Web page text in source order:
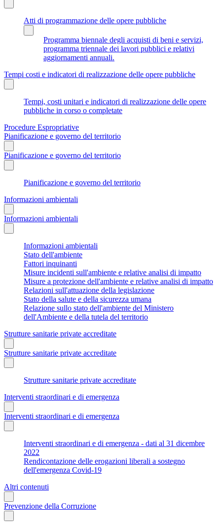
Atti di programmazione delle opere pubbliche
Programma biennale degli acquisti di beni e servizi,
programma triennale dei lavori pubblici e relativi
aggiornamenti annuali.
Tempi costi e indicatori di realizzazione delle opere pubbliche
Tempi, costi unitari e indicatori di realizzazione delle opere
pubbliche in corso o completate
Procedure Espropriative
Pianificazione e governo del territorio
Pianificazione e governo del territorio
Pianificazione e governo del territorio
Informazioni ambientali
Informazioni ambientali
Informazioni ambientali
Stato dell'ambiente
Fattori inquinanti
Misure incidenti sull'ambiente e relative analisi di impatto
Misure a protezione dell'ambiente e relative analisi di impatto
Relazioni sull'attuazione della legislazione
Stato della salute e della sicurezza umana
Relazione sullo stato dell'ambiente del Ministero
dell'Ambiente e della tutela del territorio
Strutture sanitarie private accreditate
Strutture sanitarie private accreditate
Strutture sanitarie private accreditate
Interventi straordinari e di emergenza
Interventi straordinari e di emergenza
Interventi straordinari e di emergenza - dati al 31 dicembre
2022
Rendicontazione delle erogazioni liberali a sostegno
dell'emergenza Covid-19
Altri contenuti
Prevenzione della Corruzione